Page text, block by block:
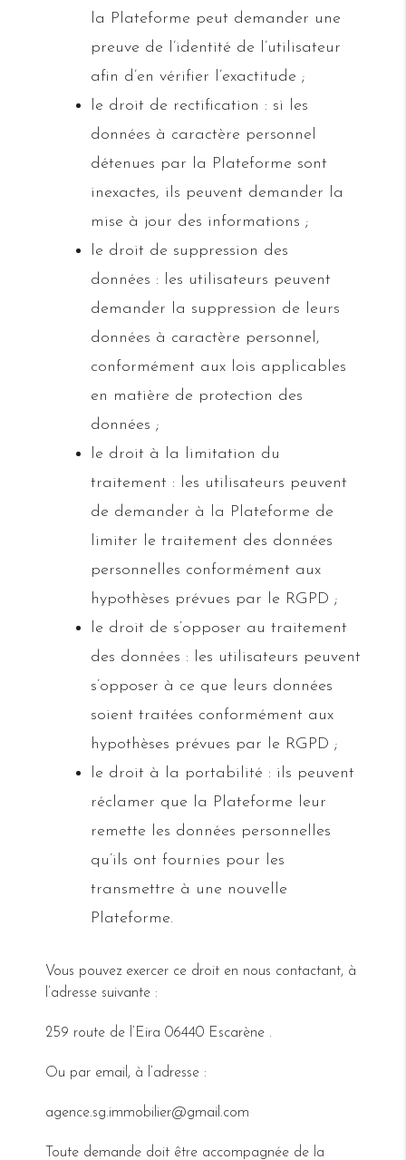
la Plateforme peut demander une
preuve de l’identité de l’utilisateur
afin d’en vérifier l’exactitude ;
le droit de rectification : si les
données à caractère personnel
détenues par la Plateforme sont
inexactes, ils peuvent demander la
mise à jour des informations ;
le droit de suppression des
données : les utilisateurs peuvent
demander la suppression de leurs
données à caractère personnel,
conformément aux lois applicables
en matière de protection des
données ;
le droit à la limitation du
traitement : les utilisateurs peuvent
de demander à la Plateforme de
limiter le traitement des données
personnelles conformément aux
hypothèses prévues par le RGPD ;
le droit de s’opposer au traitement
des données : les utilisateurs peuvent
s’opposer à ce que leurs données
soient traitées conformément aux
hypothèses prévues par le RGPD ;
le droit à la portabilité : ils peuvent
réclamer que la Plateforme leur
remette les données personnelles
qu’ils ont fournies pour les
transmettre à une nouvelle
Plateforme.
Vous pouvez exercer ce droit en nous contactant, à
l’adresse suivante :
259 route de l’Eira 06440 Escarène .
Ou par email, à l’adresse :
agence.sg.immobilier@gmail.com
Toute demande doit être accompagnée de la